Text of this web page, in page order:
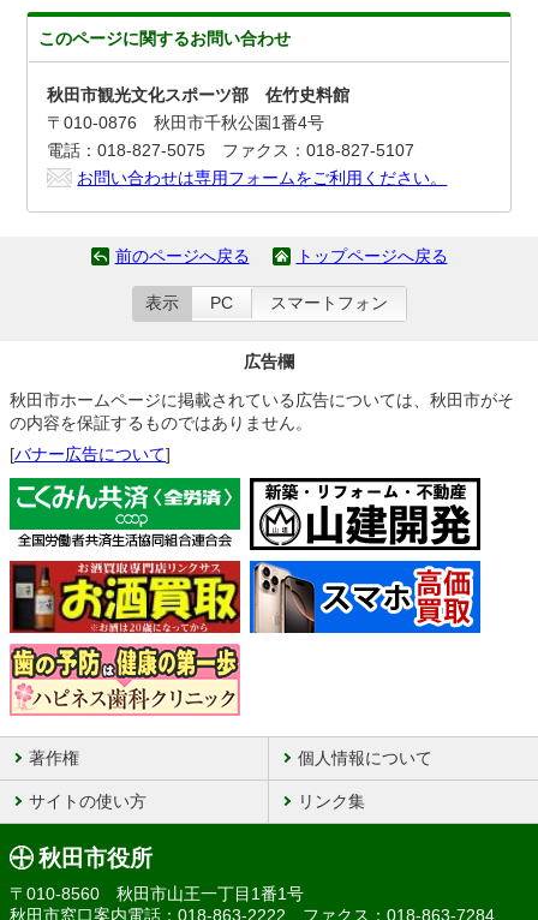
このページに関するお問い合わせ
秋田市観光文化スポーツ部 佐竹史料館
〒010-0876 秋田市千秋公園1番4号
電話：018-827-5075 ファクス：018-827-5107
お問い合わせは専用フォームをご利用ください。
前のページへ戻る トップページへ戻る
表示 PC スマートフォン
広告欄
秋田市ホームページに掲載されている広告については、秋田市がそ
の内容を保証するものではありません。
[バナー広告について]
著作権 個人情報について
サイトの使い方 リンク集
秋田市役所
〒010-8560 秋田市山王一丁目1番1号
秋田市窓口案内電話：018-863-2222 ファクス：018-863-7284